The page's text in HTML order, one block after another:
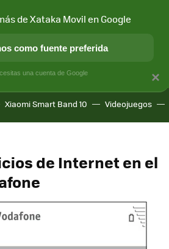
Y SOCIEDAD APLICACIONES
Xiaomi Smart Band 10 Videojuegos
de Internet en el
×
de Xataka Movil en Google
como fuente preferida
una cuenta de Google